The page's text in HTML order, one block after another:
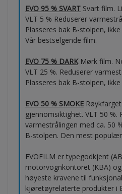
EVO 95 % SVART Svart film.
VLT 5 % Reduserer
Plasseres bak B-stolpen,
Vår bestselgende film.
EVO 75 % DARKMørk film.
VLT 25 %. Reduserer
Plasseres bak B-stolpen,
EVO 50 % SMOKE
gjennomsiktighet. VLT 50 %.
varmestrålingen med ca. 50
B-stolpen. Den mest
EVOFILM er typegodkjent
motorvognkontoret (KBA)
høyeste kravene til
kjøretøyrelaterte produkter i